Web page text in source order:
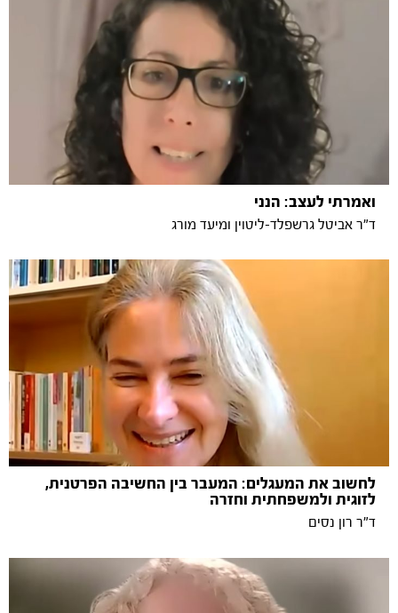
ואמרתי לעצב: הנני
ד"ר אביטל גרשפלד-ליטוין ומיעד מורג
לחשוב את המעגלים: המעבר בין החשיבה הפרטנית,
לזוגית ולמשפחתית וחזרה
ד"ר רון נסים